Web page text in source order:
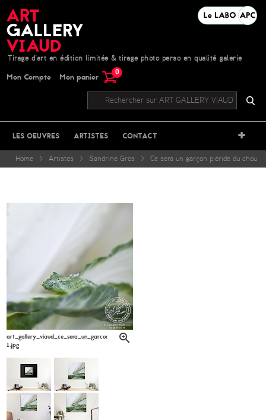
Tirage d'art en édition limitée & tirage photo perso en qualité galerie
Mon Compte Mon panier 0
LES OEUVRES ARTISTES CONTACT +
Home > Artistes > Sandrine Gros > Ce sera un garçon piéride du chou
art_gallery_viaud_ce_sera_un_garcon_pieride_du_chou_sandrine_gros6-
1.jpg